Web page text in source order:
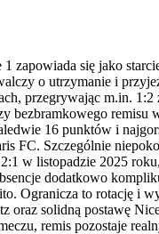
zapowiada się jako
o utrzymanie i
przegrywając m.in. 1:2
bezbramkowego
16 punktów i
FC. Szczególnie
w listopadzie 2025
dodatkowo
Ogranicza to rotację i
solidną postawę
remis pozostaje